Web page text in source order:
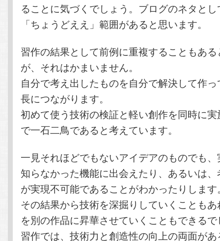
ることに気づくでしょう。ブログのネタと
「ちょうどええ」範囲があると思います。
習作の結果として前例に重複することもあ
が、それはかまいません。
自分で考え出したものを自分で解決して作
長につながります。
初めて使う技術の検証と軽い創作を同時に
で一石二鳥であると考えています。
一見それほどでもないアイデアのものでも
知らなかった機能に出会えたり、あるいは
が実現不可能であることがわかったりします
その結果から技術を深掘りしていくことも
を別の作品に昇華させていくこともできる
習作では、技術力と創造性の向上の両面が